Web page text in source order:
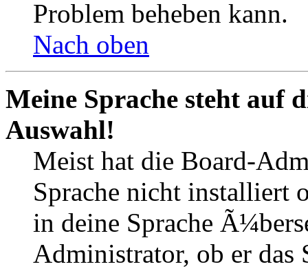
Problem beheben kann.
Nach oben
Meine Sprache steht auf
Auswahl!
Meist hat die Board-
Sprache nicht installiert
in deine Sprache
Administrator, ob er das